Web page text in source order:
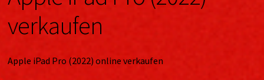
verkaufen
Apple iPad Pro (2022) online verkaufen